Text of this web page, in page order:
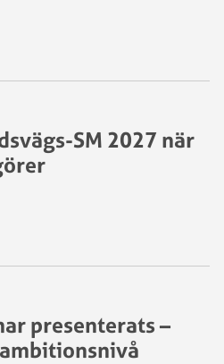
SM 2027 när
presenterats –